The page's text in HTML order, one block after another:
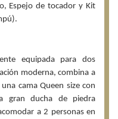
Espejo de tocador y Kit
equipada para dos
moderna, combina a
cama Queen size con
gran ducha de piedra
a 2 personas en